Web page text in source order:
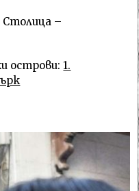
Столица –
острови:1.